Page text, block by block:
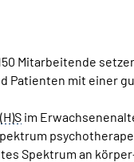
Mitarbeitende
Patienten mit einer
im
Spektrum an